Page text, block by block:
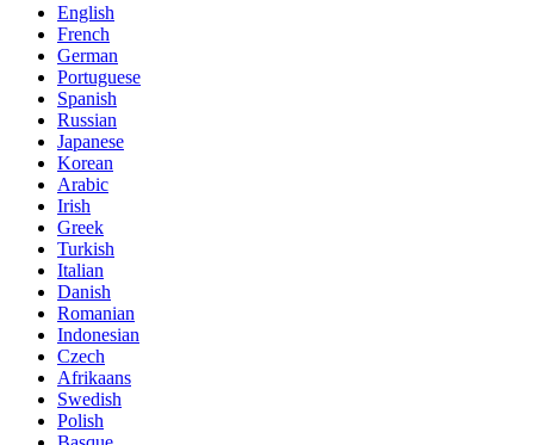
English
French
German
Portuguese
Spanish
Russian
Japanese
Korean
Arabic
Irish
Greek
Turkish
Italian
Danish
Romanian
Indonesian
Czech
Afrikaans
Swedish
Polish